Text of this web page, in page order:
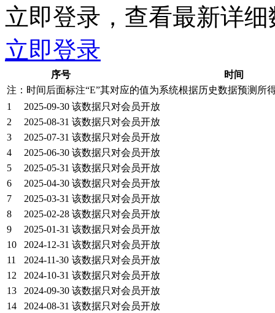
立即登录，查看最新详细
立即登录
序号
时间
注：时间后面标注“E”其对应的值为系统根据历史数据预测所
1
2025-09-30 该数据只对会员开放
2
2025-08-31 该数据只对会员开放
3
2025-07-31 该数据只对会员开放
4
2025-06-30 该数据只对会员开放
5
2025-05-31 该数据只对会员开放
6
2025-04-30 该数据只对会员开放
7
2025-03-31 该数据只对会员开放
8
2025-02-28 该数据只对会员开放
9
2025-01-31 该数据只对会员开放
10
2024-12-31 该数据只对会员开放
11
2024-11-30 该数据只对会员开放
12
2024-10-31 该数据只对会员开放
13
2024-09-30 该数据只对会员开放
14
2024-08-31 该数据只对会员开放